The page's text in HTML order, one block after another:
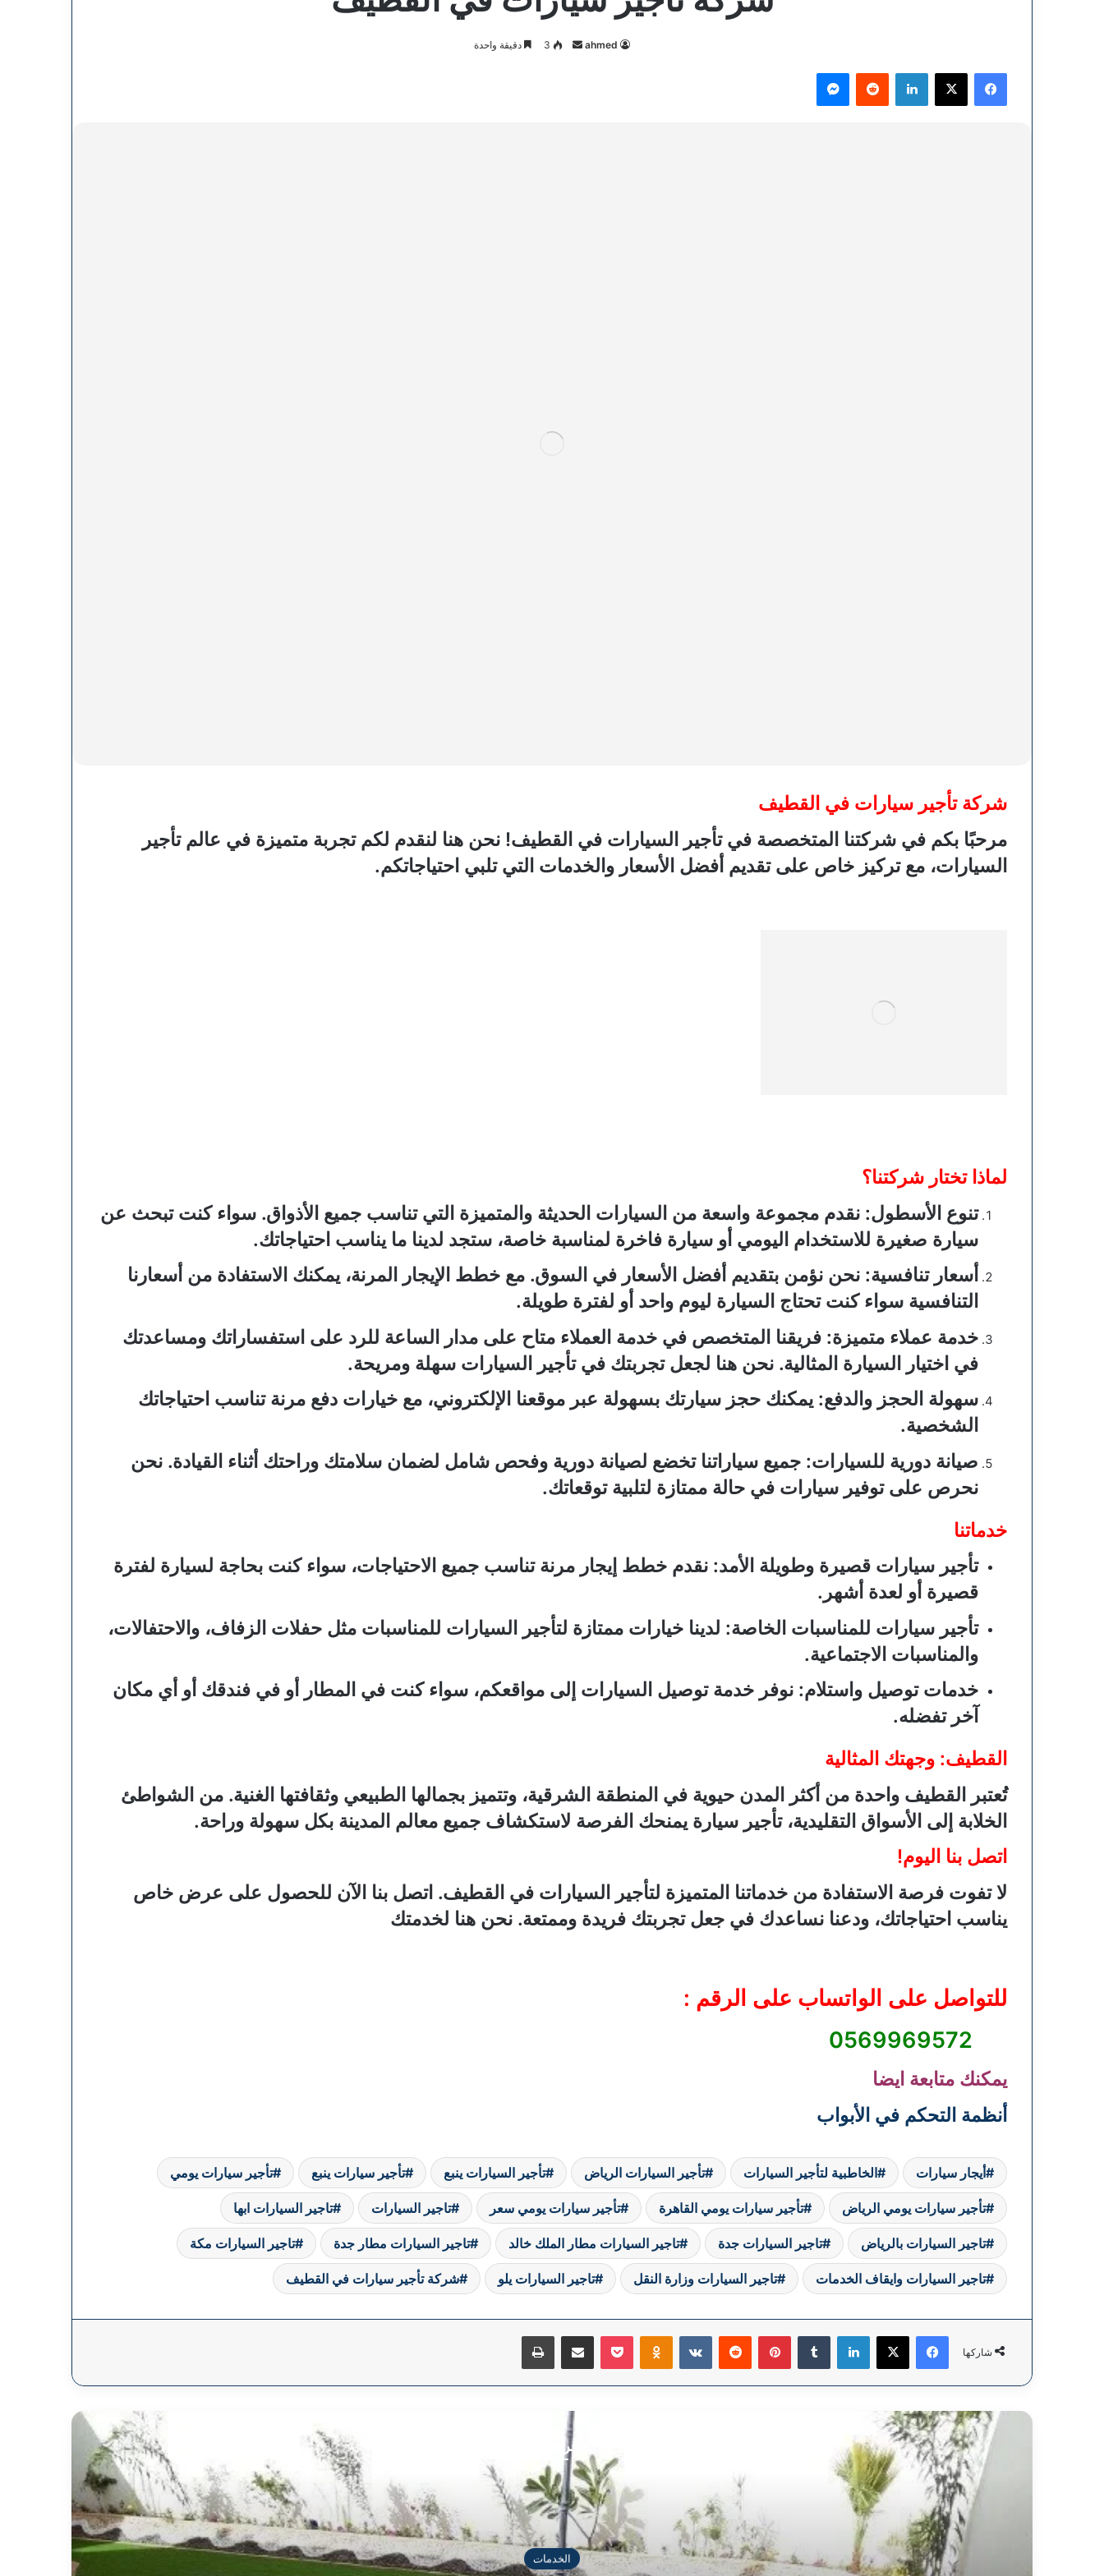
ahmed
أرسل 3 دقيقة واحدة
فيسبوك ‫X لينكدإن ماسنجر
شركة تأجير سيارات في القطيف
مرحبًا بكم في شركتنا المتخصصة في تأجير السيارات في القطيف! نحن هنا لنقدم لكم تجربة متميزة في عالم تأجير
السيارات، مع تركيز خاص على تقديم أفضل الأسعار والخدمات التي تلبي احتياجاتكم.
لماذا تختار شركتنا؟
تنوع الأسطول: نقدم مجموعة واسعة من السيارات الحديثة والمتميزة التي تناسب جميع الأذواق. سواء كنت تبحث عن
سيارة صغيرة للاستخدام اليومي أو سيارة فاخرة لمناسبة خاصة، ستجد لدينا ما يناسب احتياجاتك.
أسعار تنافسية: نحن نؤمن بتقديم أفضل الأسعار في السوق. مع خطط الإيجار المرنة، يمكنك الاستفادة من أسعارنا
التنافسية سواء كنت تحتاج السيارة ليوم واحد أو لفترة طويلة.
خدمة عملاء متميزة: فريقنا المتخصص في خدمة العملاء متاح على مدار الساعة للرد على استفساراتك ومساعدتك
في اختيار السيارة المثالية. نحن هنا لجعل تجربتك في تأجير السيارات سهلة ومريحة.
سهولة الحجز والدفع: يمكنك حجز سيارتك بسهولة عبر موقعنا الإلكتروني، مع خيارات دفع مرنة تناسب احتياجاتك
الشخصية.
صيانة دورية للسيارات: جميع سياراتنا تخضع لصيانة دورية وفحص شامل لضمان سلامتك وراحتك أثناء القيادة. نحن
نحرص على توفير سيارات في حالة ممتازة لتلبية توقعاتك.
خدماتنا
تأجير سيارات قصيرة وطويلة الأمد: نقدم خطط إيجار مرنة تناسب جميع الاحتياجات، سواء كنت بحاجة لسيارة لفترة
قصيرة أو لعدة أشهر.
تأجير سيارات للمناسبات الخاصة: لدينا خيارات ممتازة لتأجير السيارات للمناسبات مثل حفلات الزفاف، والاحتفالات،
والمناسبات الاجتماعية.
خدمات توصيل واستلام: نوفر خدمة توصيل السيارات إلى مواقعكم، سواء كنت في المطار أو في فندقك أو أي مكان
آخر تفضله.
القطيف: وجهتك المثالية
تُعتبر القطيف واحدة من أكثر المدن حيوية في المنطقة الشرقية، وتتميز بجمالها الطبيعي وثقافتها الغنية. من الشواطئ
الخلابة إلى الأسواق التقليدية، تأجير سيارة يمنحك الفرصة لاستكشاف جميع معالم المدينة بكل سهولة وراحة.
اتصل بنا اليوم!
لا تفوت فرصة الاستفادة من خدماتنا المتميزة لتأجير السيارات في القطيف. اتصل بنا الآن للحصول على عرض خاص
يناسب احتياجاتك، ودعنا نساعدك في جعل تجربتك فريدة وممتعة. نحن هنا لخدمتك
للتواصل على الواتساب على الرقم :
يمكنك متابعة ايضا
أنظمة التحكم في الأبواب
أيجار سيارات الخاطبية لتأجير السيارات تأجير السيارات الرياض تأجير السيارات ينبع تأجير سيارات ينبع تأجير سيارات يومي
تأجير سيارات يومي الرياض تأجير سيارات يومي القاهرة تأجير سيارات يومي سعر تاجير السيارات تاجير السيارات ابها
تاجير السيارات بالرياض تاجير السيارات جدة تاجير السيارات مطار الملك خالد تاجير السيارات مطار جدة تاجير السيارات مكة
تاجير السيارات وايقاف الخدمات تاجير السيارات وزارة النقل تاجير السيارات يلو شركة تأجير سيارات في القطيف
شاركها
فيسبوك ‫X لينكدإن بينتيريست Odnoklassniki
‫Pocket مشاركة عبر البريد طباعة
أقرأ التالي
الخدمات